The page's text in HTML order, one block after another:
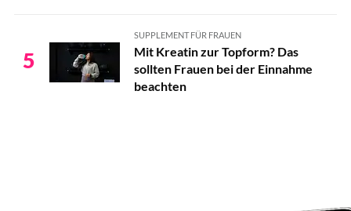
5
SUPPLEMENT FÜR FRAUEN
Mit Kreatin zur Topform? Das
sollten Frauen bei der Einnahme
beachten